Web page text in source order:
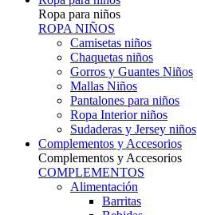
Ropa para niños
ROPA NIÑOS
Camisetas niños
Chaquetas niños
Gorros y Guantes Niños
Mallas Niños
Pantalones para niños
Ropa Interior niños
Sudaderas y Jersey niños
Complementos y Accesorios
Complementos y Accesorios
COMPLEMENTOS
Alimentación
Barritas